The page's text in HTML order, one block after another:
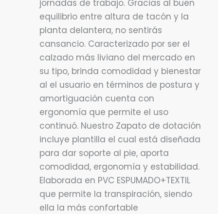
jornadas de trabajo. Gracias al buen
equilibrio entre altura de tacón y la
planta delantera, no sentirás
cansancio. Caracterizado por ser el
calzado más liviano del mercado en
su tipo, brinda comodidad y bienestar
al el usuario en términos de postura y
amortiguación cuenta con
ergonomía que permite el uso
continuó. Nuestro Zapato de dotación
incluye plantilla el cual está diseñada
para dar soporte al pie, aporta
comodidad, ergonomía y estabilidad.
Elaborada en PVC ESPUMADO+TEXTIL
que permite la transpiración, siendo
ella la más confortable